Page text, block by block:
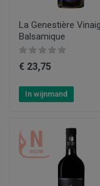
La Genestière
Balsamique
€ 23,75
In wijnmand